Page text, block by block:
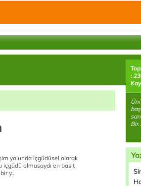
yolunda içgüdüsel olarak
olmasaydı en basit
y..
:
Bir..